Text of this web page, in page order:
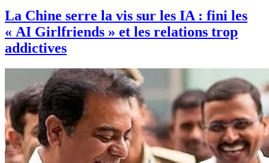
La Chine serre la vis sur les IA : fini les
« AI Girlfriends » et les relations trop
addictives